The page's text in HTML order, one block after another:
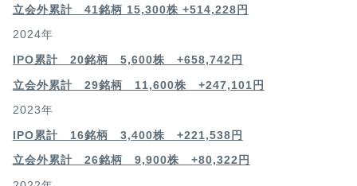
立会外累計 41銘柄 15,300株 +514,228円
2024年
IPO累計 20銘柄 5,600株 +658,742円
立会外累計 29銘柄 11,600株 +247,101円
2023年
IPO累計 16銘柄 3,400株 +221,538円
立会外累計 26銘柄 9,900株 +80,322円